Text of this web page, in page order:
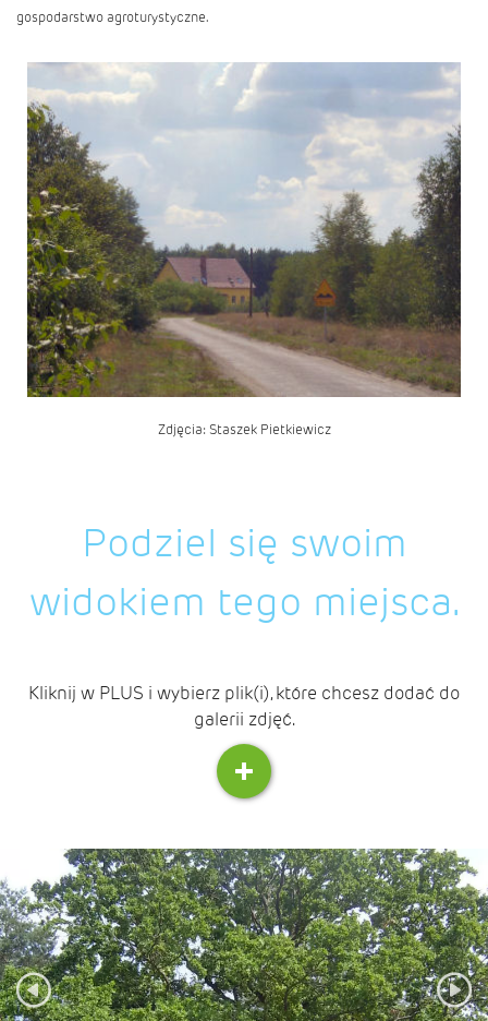
gospodarstwo agroturystyczne.
Zdjęcia: Staszek Pietkiewicz
Podziel się swoim
widokiem tego miejsca.
Kliknij w PLUS i wybierz plik(i), które chcesz dodać do
galerii zdjęć.